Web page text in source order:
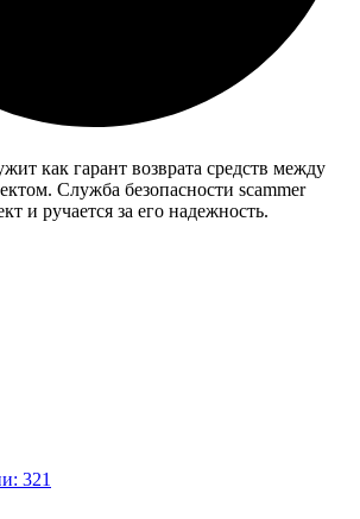
как гарант возврата средств между
Служба безопасности scammer
и ручается за его надежность.
321